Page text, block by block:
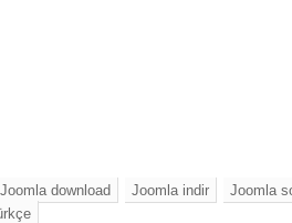
Joomla download Joomla indir
Joomla